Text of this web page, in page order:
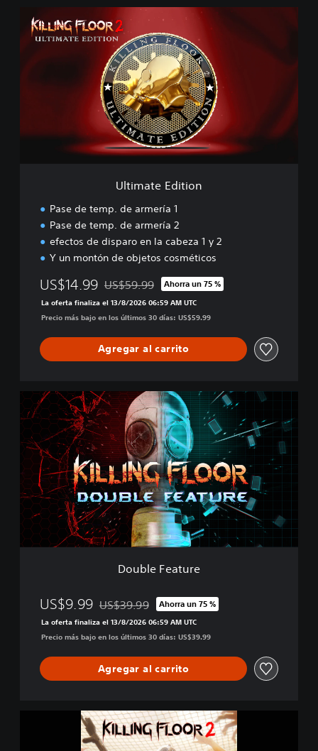
d
Ultimate Edition
Pase de temp. de armería 1
Pase de temp. de armería 2
efectos de disparo en la cabeza 1 y 2
Y un montón de objetos cosméticos
US$14.99 Rebajado del precio original de US$59.99
US$59.99 Ahorra un 75 %
La oferta finaliza el 13/8/2026 06:59 AM UTC
Precio más bajo en los últimos 30 días: US$59.99
Agregar al carrito
D
o
u
e
F
e
a
t
u
r
Double Feature
US$9.99 Rebajado del precio original de US$39.99
US$39.99 Ahorra un 75 %
La oferta finaliza el 13/8/2026 06:59 AM UTC
Precio más bajo en los últimos 30 días: US$39.99
Agregar al carrito